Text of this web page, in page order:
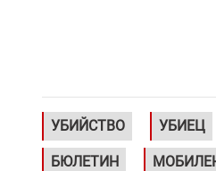
УБИЙСТВО УБИЕЦ
БЮЛЕТИН